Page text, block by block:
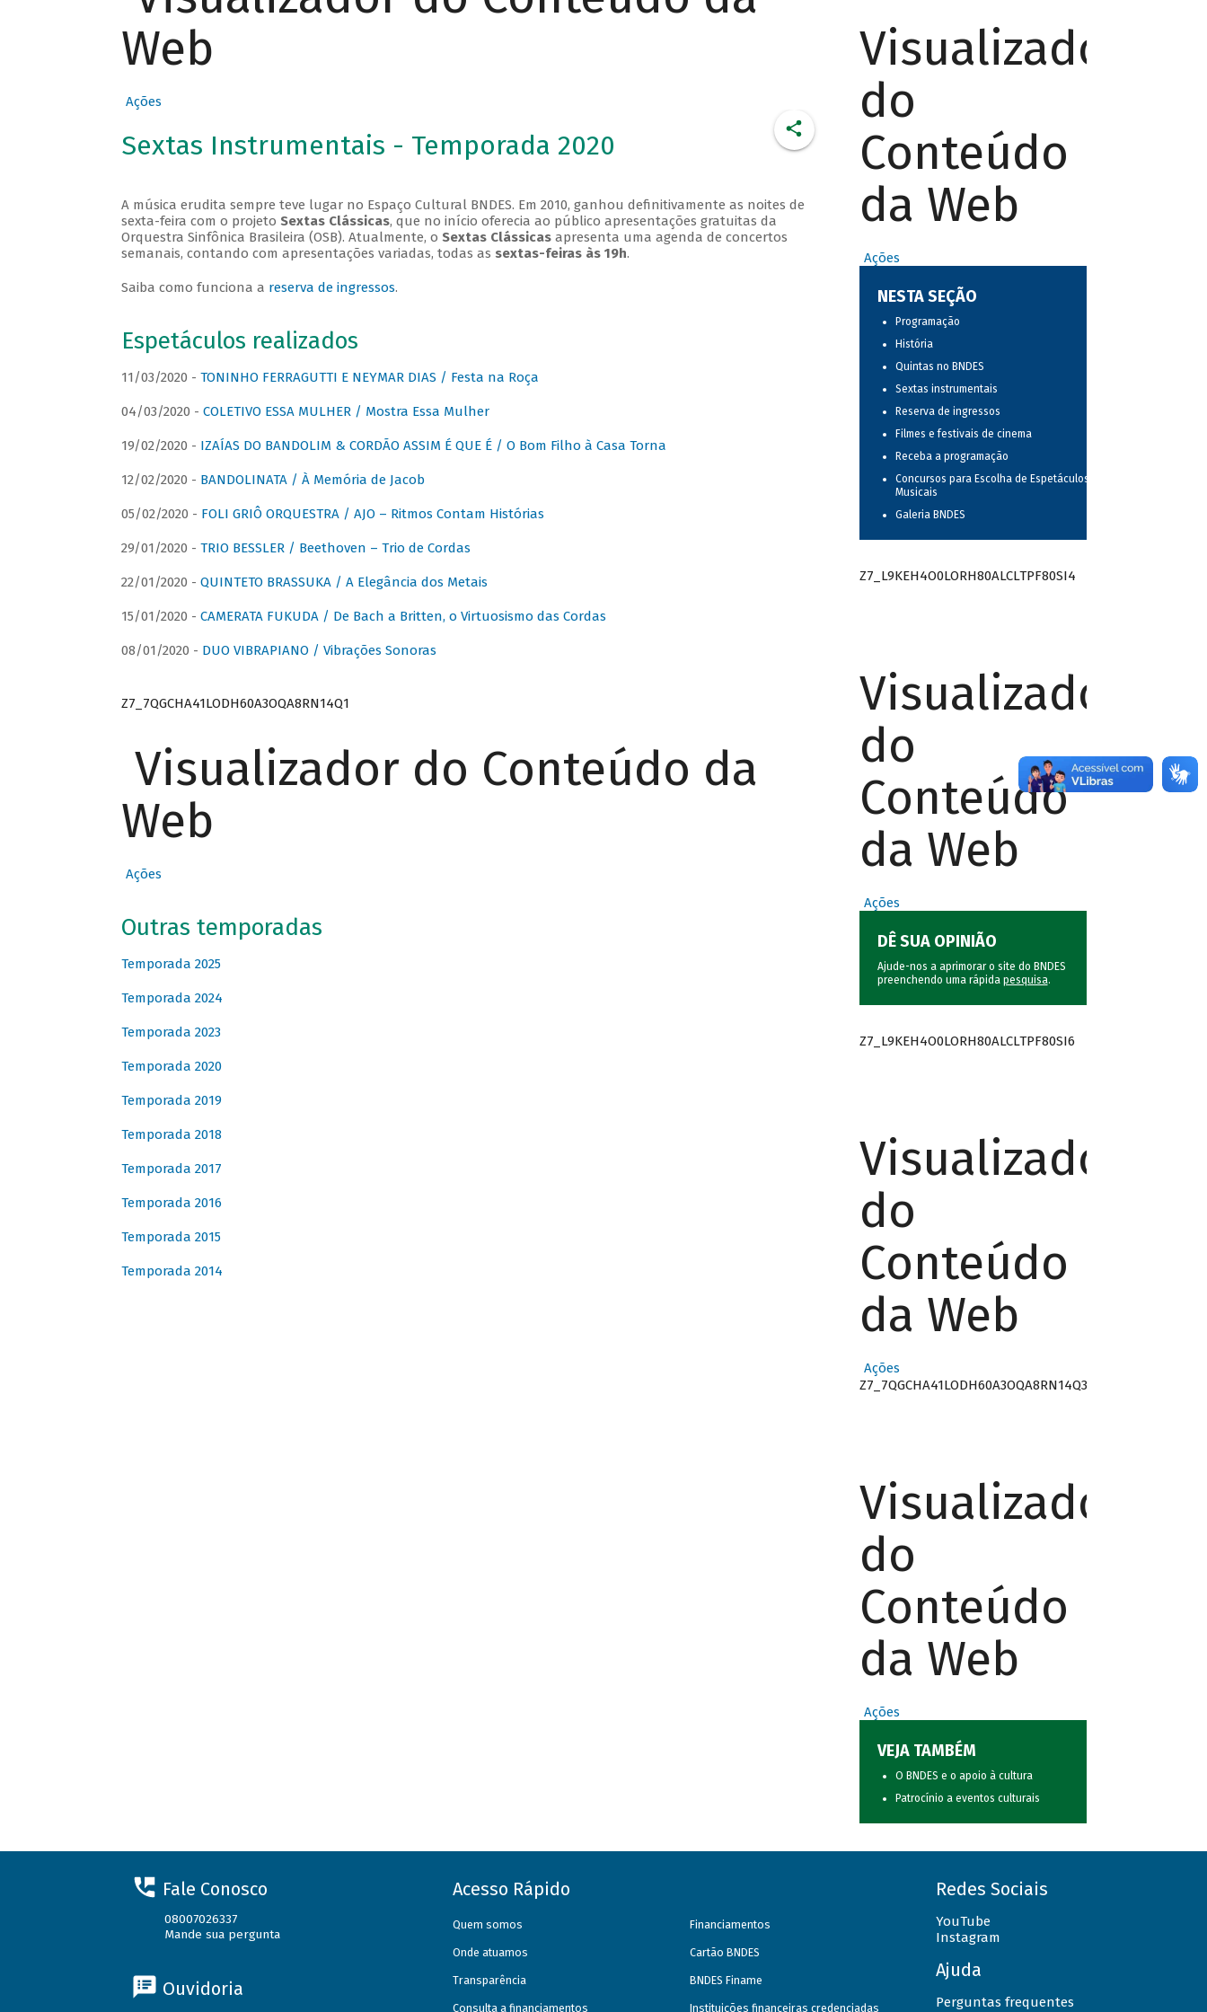
Web
Ações
Sextas Instrumentais - Temporada 2020
A música erudita sempre teve lugar no Espaço Cultural BNDES. Em 2010, ganhou definitivamente as noites de
sexta-feira com o projeto Sextas Clássicas, que no início oferecia ao público apresentações gratuitas da
Orquestra Sinfônica Brasileira (OSB). Atualmente, o Sextas Clássicasapresenta uma agenda de concertos
semanais, contando com apresentações variadas, todas as sextas-feiras às 19h.
Saiba como funciona a reserva de ingressos.
Espetáculos realizados
11/03/2020 - TONINHO FERRAGUTTI E NEYMAR DIAS / Festa na Roça
04/03/2020 - COLETIVO ESSA MULHER / Mostra Essa Mulher
19/02/2020 - IZAÍAS DO BANDOLIM & CORDÃO ASSIM É QUE É / O Bom Filho à Casa Torna
12/02/2020 - BANDOLINATA / À Memória de Jacob
05/02/2020 - FOLI GRIÔ ORQUESTRA / AJO – Ritmos Contam Histórias
29/01/2020 - TRIO BESSLER / Beethoven – Trio de Cordas
22/01/2020 - QUINTETO BRASSUKA / A Elegância dos Metais
15/01/2020 - CAMERATA FUKUDA / De Bach a Britten, o Virtuosismo das Cordas
08/01/2020 - DUO VIBRAPIANO / Vibrações Sonoras
Z7_7QGCHA41LODH60A3OQA8RN14Q1
Visualizador do Conteúdo da
Web
Ações
Outras temporadas
Temporada 2025
Temporada 2024
Temporada 2023
Temporada 2020
Temporada 2019
Temporada 2018
Temporada 2017
Temporada 2016
Temporada 2015
Temporada 2014
Visualizador
do
Conteúdo
da Web
Ações
NESTA SEÇÃO
Programação
História
Quintas no BNDES
Sextas instrumentais
Reserva de ingressos
Filmes e festivais de cinema
Receba a programação
Concursos para Escolha de Espetáculos
Musicais
Galeria BNDES
Z7_L9KEH4O0LORH80ALCLTPF80SI4
Visualizador
do
Conteúdo
da Web
Ações
DÊ SUA OPINIÃO
Ajude-nos a aprimorar o site do BNDES
preenchendo uma rápida pesquisa.
Z7_L9KEH4O0LORH80ALCLTPF80SI6
Visualizador
do
Conteúdo
da Web
Ações
Z7_7QGCHA41LODH60A3OQA8RN14Q3
Visualizador
do
Conteúdo
da Web
Ações
VEJA TAMBÉM
O BNDES e o apoio à cultura
Patrocínio a eventos culturais
Fale Conosco
08007026337
Mande sua pergunta
Ouvidoria
Acesso Rápido
Quem somos
Onde atuamos
Transparência
Consulta a financiamentos
Financiamentos
Cartão BNDES
BNDES Finame
Instituições financeiras credenciadas
Redes Sociais
YouTube
Instagram
Ajuda
Perguntas frequentes